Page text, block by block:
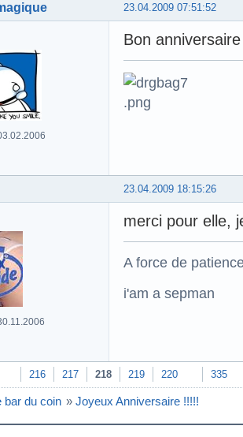
23.04.2009 07:51:52
Bon
23.04.2009 18:15:26
merci pour elle,
A force de
i'am a sepman
216 217 218 219 220 335
bar du coin » Joyeux Anniversaire !!!!!